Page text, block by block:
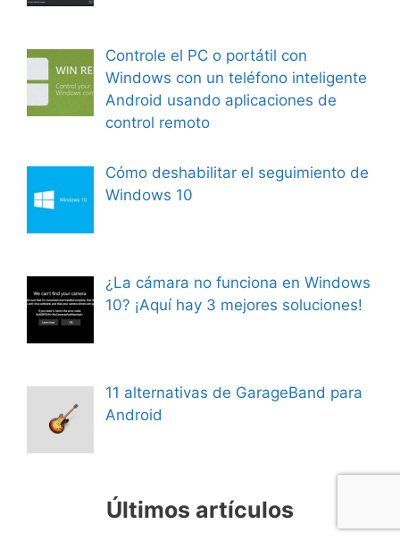
Controle el PC o portátil con
Windows con un teléfono inteligente
Android usando aplicaciones de
control remoto
Cómo deshabilitar el seguimiento de
Windows 10
¿La cámara no funciona en Windows
10? ¡Aquí hay 3 mejores soluciones!
11 alternativas de GarageBand para
Android
Últimos artículos